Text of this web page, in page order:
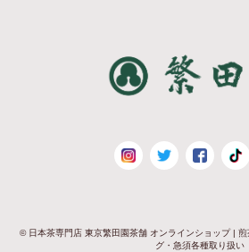
© 日本茶専門店 東京繁田園茶舗 オンラインショップ |
グ・急須各種取り扱い